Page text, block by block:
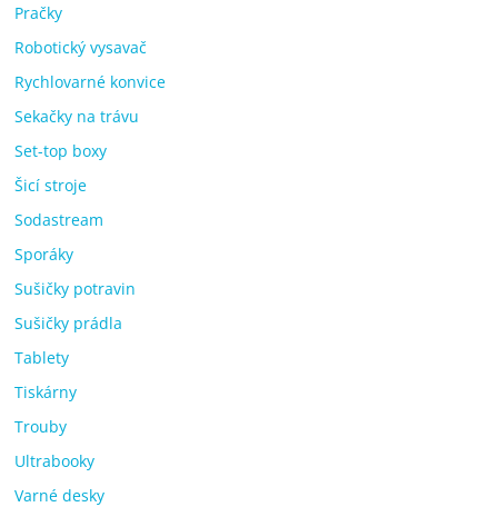
Pračky
Robotický vysavač
Rychlovarné konvice
Sekačky na trávu
Set-top boxy
Šicí stroje
Sodastream
Sporáky
Sušičky potravin
Sušičky prádla
Tablety
Tiskárny
Trouby
Ultrabooky
Varné desky